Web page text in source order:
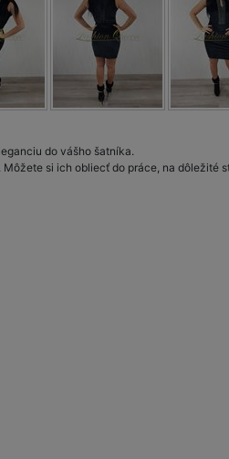
do vášho šatníka.
si ich obliecť do práce, na dôležité